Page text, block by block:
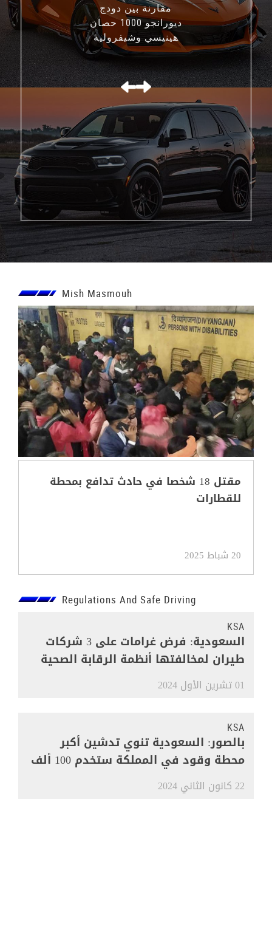
مقارنة بين دودج
ديورانجو 1000 حصان
هينيسي وشيفروليه
كورفيت C8 Z06
Mish Masmouh
مقتل 18 شخصا في حادث تدافع بمحطة
للقطارات
20 شباط 2025
Regulations And Safe Driving
KSA
السعودية: فرض غرامات على 3 شركات
طيران لمخالفتها أنظمة الرقابة الصحية
01 تشرين الأول 2024
KSA
بالصور: السعودية تنوي تدشين أكبر
محطة وقود في المملكة ستخدم 100 ألف
مركبة
22 كانون الثاني 2024